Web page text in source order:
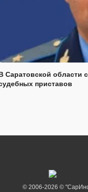
Саратовской области
приставов
© 2006-2026 ©